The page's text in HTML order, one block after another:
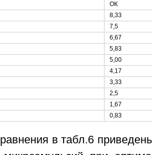
ОК
8,33
7,5
6,67
5,83
5,00
4,17
3,33
2,5
1,67
0,83
в табл.6